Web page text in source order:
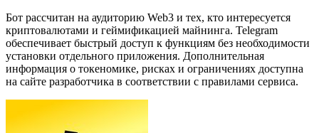
Бот рассчитан на аудиторию Web3 и тех, кто интересуется
криптовалютами и геймификацией майнинга. Telegram
обеспечивает быстрый доступ к функциям без необходимости
установки отдельного приложения. Дополнительная
информация о токеномике, рисках и ограничениях доступна
на сайте разработчика в соответствии с правилами сервиса.